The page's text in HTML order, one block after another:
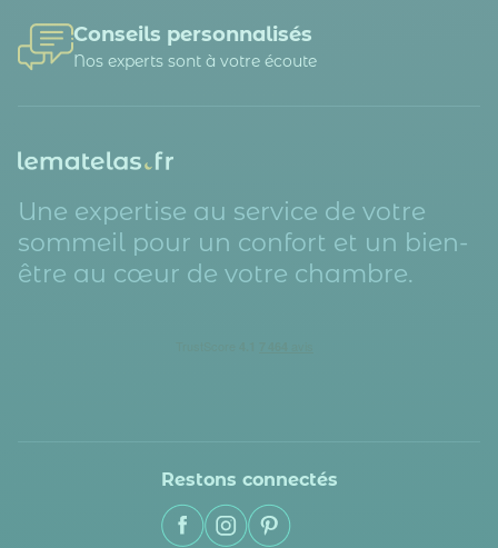
Conseils personnalisés
Nos experts sont à votre écoute
Une expertise au service de votre
sommeil pour un confort et un bien-
être au cœur de votre chambre.
Restons connectés